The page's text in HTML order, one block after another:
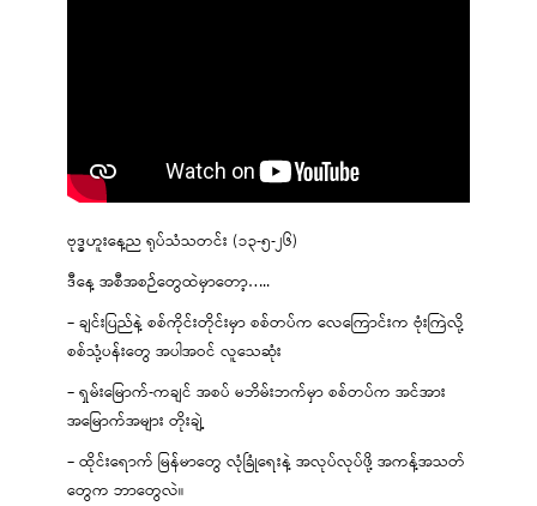
ဗုဒ္ဓဟူးနေ့ည ရုပ်သံသတင်း (၁၃-၅-၂၆)
ဒီနေ့ အစီအစဉ်တွေထဲမှာတော့…..
– ချင်းပြည်နဲ့ စစ်ကိုင်းတိုင်းမှာ စစ်တပ်က လေကြောင်းက ဗုံးကြဲလို့
စစ်သုံ့ပန်းတွေ အပါအဝင် လူသေဆုံး
– ရှမ်းမြောက်-ကချင် အစပ် မဘိမ်းဘက်မှာ စစ်တပ်က အင်အား
အမြောက်အများ တိုးချဲ့
– ထိုင်းရောက် မြန်မာတွေ လုံခြုံရေးနဲ့ အလုပ်လုပ်ဖို့ အကန့်အသတ်
တွေက ဘာတွေလဲ။